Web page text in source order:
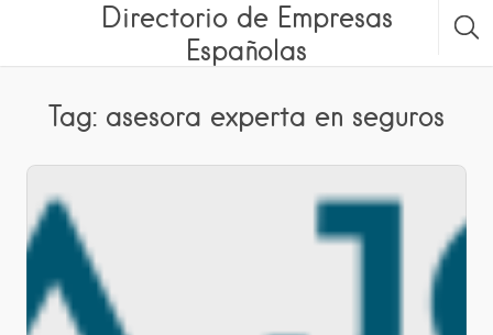
Directorio de Empresas
Españolas
Tag: asesora experta en seguros